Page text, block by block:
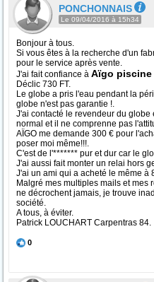
PONCHONNAIS
Le 09/04/2016 à 15h34
Bonjour à tous.
Si vous êtes à la recherche d'un
pour le service après vente.
J'ai fait confiance à Aïgo piscine
Déclic 730 FT.
Le globe a pris l'eau pendant la
globe n'est pas garantie !.
J'ai contacté le revendeur du
normal et il ne comprenne pas
AÏGO me demande 300 € pour
poser moi même!!!.
C'est de l'******* pur et dur car le
J'ai aussi fait monter un relai hors
J'ai un ami qui a acheté le même à
Malgré mes multiples mails et mes
ne décrochent jamais, je trouve
société.
A tous, à éviter.
Patrick LOUCHART Carpentras 84.
0